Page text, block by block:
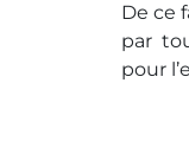
De ce
par
pour